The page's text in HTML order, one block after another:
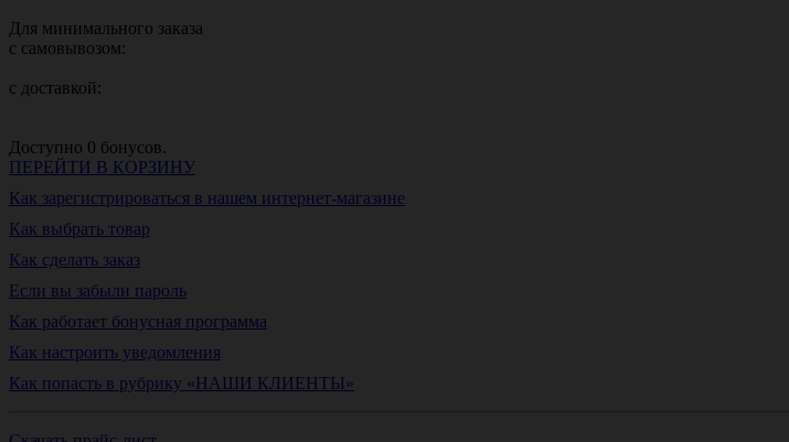
Для минимального заказа
с самовывозом:
с доставкой:
Доступно 0 бонусов.
ПЕРЕЙТИ В КОРЗИНУ
Как зарегистрироваться в нашем интернет-магазине
Как выбрать товар
Как сделать заказ
Если вы забыли пароль
Как работает бонусная программа
Как настроить уведомления
Как попасть в рубрику «НАШИ КЛИЕНТЫ»